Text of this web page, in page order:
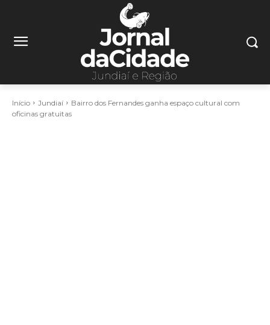
Início Jundiaí
Bairro dos Fernandes ganha espaço cultural com
oficinas gratuitas